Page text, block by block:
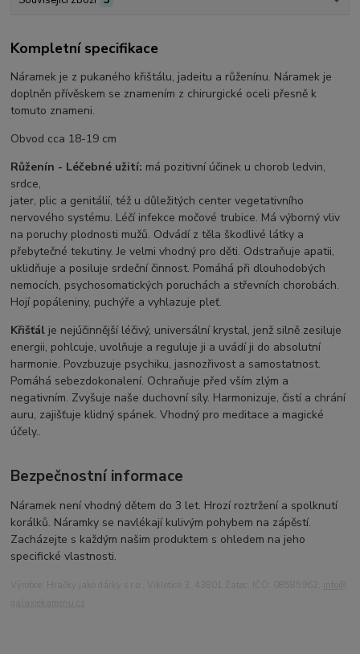
Kompletní specifikace
Náramek je z pukaného křištálu, jadeitu a růženínu. Náramek je
doplněn přívěskem se znamením z chirurgické oceli přesně k
tomuto znameni.
Obvod cca 18-19 cm
Růženín - Léčebné užití: má pozitivní účinek u chorob ledvin,
srdce,
jater, plic a genitálií, též u důležitých center vegetativního
nervového systému. Léčí infekce močové trubice. Má výborný vliv
na poruchy plodnosti mužů. Odvádí z těla škodlivé látky a
přebytečné tekutiny. Je velmi vhodný pro děti. Odstraňuje apatii,
uklidňuje a posiluje srdeční činnost. Pomáhá při dlouhodobých
nemocích, psychosomatických poruchách a střevních chorobách.
Hojí popáleniny, puchýře a vyhlazuje pleť.
Křišťál je nejúčinnější léčivý, universální krystal, jenž silně zesiluje
energii, pohlcuje, uvolňuje a reguluje ji a uvádí ji do absolutní
harmonie. Povzbuzuje psychiku, jasnozřivost a samostatnost.
Pomáhá sebezdokonalení. Ochraňuje před vším zlým a
negativním. Zvyšuje naše duchovní síly. Harmonizuje, čistí a chrání
auru, zajišťuje klidný spánek. Vhodný pro meditace a magické
účely..
Bezpečnostní informace
Náramek není vhodný dětem do 3 let. Hrozí roztržení a spolknutí
korálků. Náramky se navlékají kulivým pohybem na zápěstí.
Zacházejte s každým našim produktem s ohledem na jeho
specifické vlastnosti.
Výrobce: Hračky jako dárky s.r.o., Vikletice 3, 43801 Žatec, IČO: 08585962,
info@
galaxiekamenu.cz